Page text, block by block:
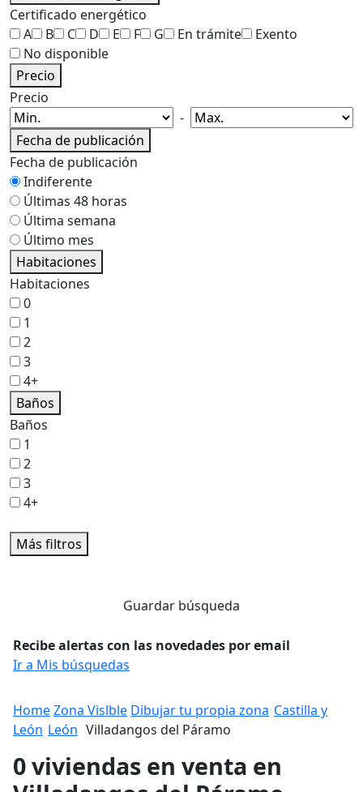
Certificado energético
A
B C D E F G En trámite
Exento
No disponible
Precio
Precio
-
Fecha de publicación
Fecha de publicación
Indiferente
Últimas 48 horas
Última semana
Último mes
Habitaciones
Habitaciones
0
1
2
3
4+
Baños
Baños
1
2
3
4+
Más filtros
Guardar búsqueda
Recibe alertas con las novedades por email
Ir a Mis búsquedas
HomeZona Vislble Dibujar tu propia zona Castilla y
León León Villadangos del Páramo
0 viviendas en venta en